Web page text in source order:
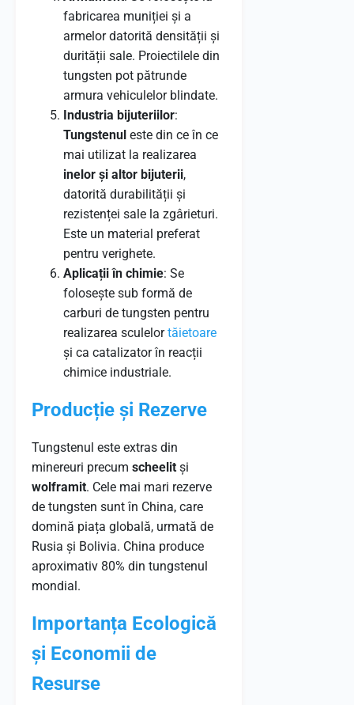
fabricarea muniției și a
armelor datorită densității și
durității sale. Proiectilele din
tungsten pot pătrunde
armura vehiculelor blindate.
Industria bijuteriilor:
Tungstenul este din ce în ce
mai utilizat la realizarea
inelor și altor bijuterii,
datorită durabilității și
rezistenței sale la zgârieturi.
Este un material preferat
pentru verighete.
Aplicații în chimie: Se
folosește sub formă de
carburi de tungsten pentru
realizarea sculelortăietoare
și ca catalizator în reacții
chimice industriale.
Producție și Rezerve
Tungstenul este extras din
minereuri precum scheelit și
wolframit. Cele mai mari rezerve
de tungsten sunt în China, care
domină piața globală, urmată de
Rusia și Bolivia. China produce
aproximativ 80% din tungstenul
mondial.
Importanța Ecologică
și Economii de
Resurse